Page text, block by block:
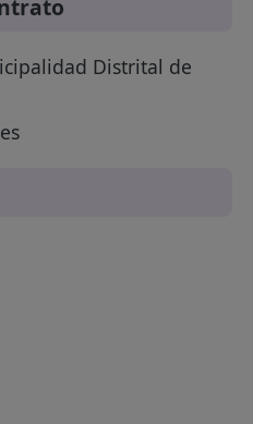
Distrital de